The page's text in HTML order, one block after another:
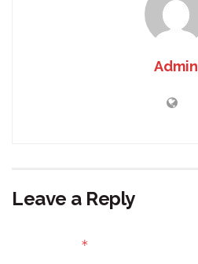
Admin
Leave a Reply
*